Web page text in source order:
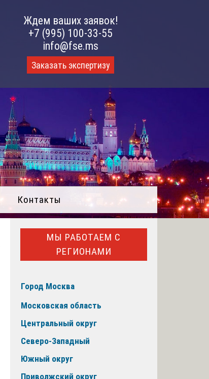
Ждем ваших заявок!
+7 (995) 100-33-55
info@fse.ms
Заказать экспертизу
Контакты
МЫ РАБОТАЕМ С
РЕГИОНАМИ
Город Москва
Московская область
Центральный округ
Северо-Западный
Южный округ
Приволжский округ